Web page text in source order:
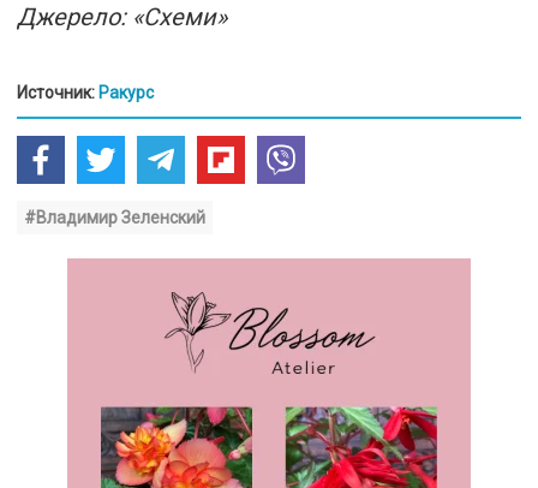
Джерело: «Схеми»
Источник: Ракурс
#Владимир Зеленский